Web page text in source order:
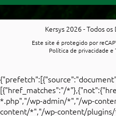
Kersys 2026 - Todos
Este site é protegido por
Política de privacidade e
[{"href_matches":"/
*.php","/wp-admin/*","/wp-
content/*","/wp-content/